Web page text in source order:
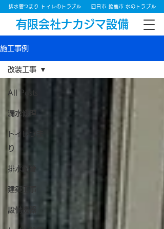
有限会社ナカジマ設備
排水管つまり トイレのトラブル 四日市 鈴鹿市 水のトラブル
施工事例
All Posts
漏水修理
トイレつま
り
排水配管
建築工事
設備機器
改装工事